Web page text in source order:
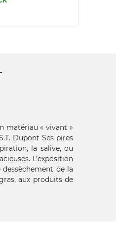
matériau « vivant »
Dupont Ses pires
la salive, ou
L’exposition
de la
aux produits de